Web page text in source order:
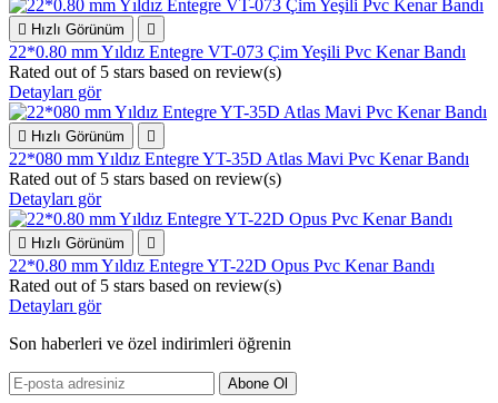
 Hızlı Görünüm 
22*0.80 mm Yıldız Entegre VT-073 Çim Yeşili Pvc Kenar Bandı
Rated out of 5 stars based on review(s)
Detayları gör
 Hızlı Görünüm 
22*080 mm Yıldız Entegre YT-35D Atlas Mavi Pvc Kenar Bandı
Rated out of 5 stars based on review(s)
Detayları gör
 Hızlı Görünüm 
22*0.80 mm Yıldız Entegre YT-22D Opus Pvc Kenar Bandı
Rated out of 5 stars based on review(s)
Detayları gör
Son haberleri ve özel indirimleri öğrenin